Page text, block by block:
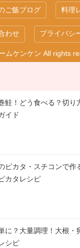
ご飯ブログ 料理
わせ プライバシ
ムケンケン All rights
鮭！どう食べる？切り
イド
ピカタ・スチコンで作
カタレシピ
に？大量調理！大根・
シピ